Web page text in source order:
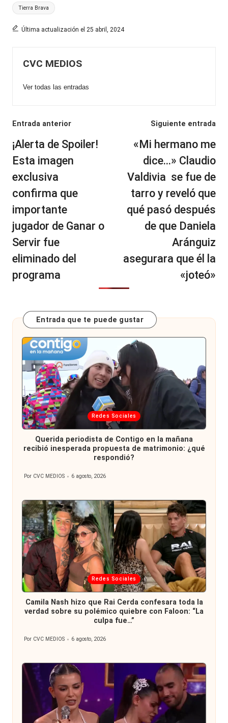
Etiquetas:
Tierra Brava
Última actualización el 25 abril, 2024
CVC MEDIOS
Ver todas las entradas
Navegación
de
entradas
Entrada anterior
¡Alerta de Spoiler!
Esta imagen
exclusiva
confirma que
importante
jugador de Ganar o
Servir fue
eliminado del
programa
Siguiente entrada
«Mi hermano me
dice…» Claudio
Valdivia se fue de
tarro y reveló que
qué pasó después
de que Daniela
Aránguiz
asegurara que él la
«joteó»
Entrada que te puede gustar
Publicada
en
Redes Sociales
Querida periodista de Contigo en la mañana
recibió inesperada propuesta de matrimonio: ¿qué
respondió?
Publicado
Por CVC MEDIOS 6 agosto, 2026
Publicada
en
Redes Sociales
Camila Nash hizo que Rai Cerda confesara toda la
verdad sobre su polémico quiebre con Faloon: “La
culpa fue…”
Publicado
Por CVC MEDIOS 6 agosto, 2026